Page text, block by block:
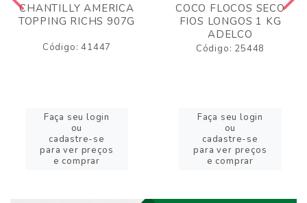
CHANTILLY AMERICA
TOPPING RICHS 907G
Código: 41447
Faça seu login
ou
cadastre-se
para ver preços
e comprar
COCO FLOCOS SECO
FIOS LONGOS 1 KG
ADELCO
Código: 25448
Faça seu login
ou
cadastre-se
para ver preços
e comprar